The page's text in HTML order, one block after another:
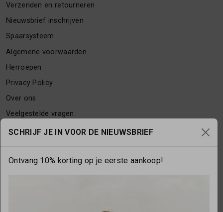
Verzenden en retourneren
Nieuwsbrief inschrijven
Spaarsysteem
Algemene voorwaarden
Herroepen
Privacy Policy
Over ons
Veelgestelde vragen
Contact
OPENINGSTIJDEN
SCHRIJF JE IN VOOR DE NIEUWSBRIEF
Ontvang 10% korting op je eerste aankoop!